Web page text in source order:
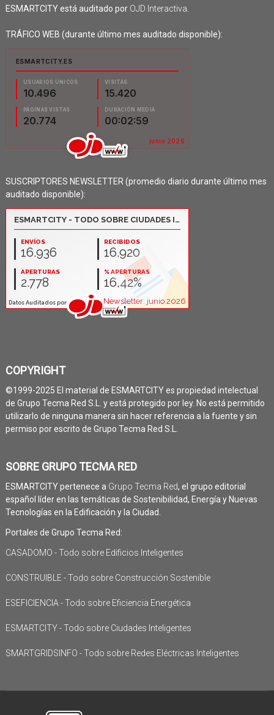
ESMARTCITY está auditado por OJD Interactiva
TRÁFICO WEB (durante último mes auditado disponible):
SUSCRIPTORES NEWSLETTER (promedio diario durante último mes
auditado disponible):
COPYRIGHT
©1999-2025 El material de ESMARTCITY es propiedad intelectual
de Grupo Tecma Red S.L. y está protegido por ley. No está permitido
utilizarlo de ninguna manera sin hacer referencia a la fuente y sin
permiso por escrito de Grupo Tecma Red S.L.
SOBRE GRUPO TECMA RED
ESMARTCITY pertenece a Grupo Tecma Red, el grupo editorial
español líder en las temáticas de Sostenibilidad, Energía y Nuevas
Tecnologías en la Edificación y la Ciudad.
Portales de Grupo Tecma Red:
CASADOMO - Todo sobre Edificios Inteligentes
CONSTRUIBLE - Todo sobre Construcción Sostenible
ESEFICIENCIA - Todo sobre Eficiencia Energética
ESMARTCITY - Todo sobre Ciudades Inteligentes
SMARTGRIDSINFO - Todo sobre Redes Eléctricas Inteligentes